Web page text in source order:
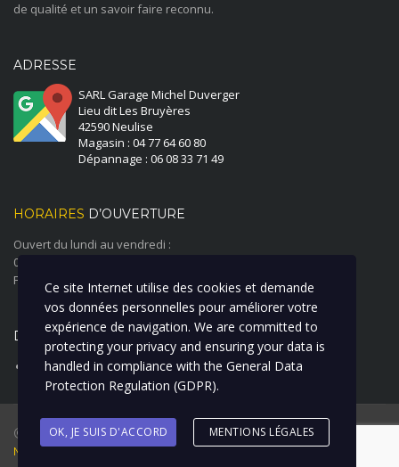
de qualité et un savoir faire reconnu.
ADRESSE
SARL Garage Michel Duverger
Lieu dit Les Bruyères
42590 Neulise
Magasin : 04 77 64 60 80
Dépannage : 06 08 33 71 49
HORAIRES D’OUVERTURE
Ouvert du lundi au vendredi :
08:00 à 12:00 - 14:00 à 18:00
Fermé le samedi et le dimanche
DERNIÈRE ACTUALITÉ
ATELIER CARROSSERIE PEINTURE
@ 2018 Garage Duverger Renault I Création : La Clique à Bill I
Mentions Légales
Ce site Internet utilise des cookies et demande
vos données personnelles pour améliorer votre
expérience de navigation. We are committed to
protecting your privacy and ensuring your data is
handled in compliance with the General Data
Protection Regulation (GDPR).
OK, JE SUIS D'ACCORD MENTIONS LÉGALES